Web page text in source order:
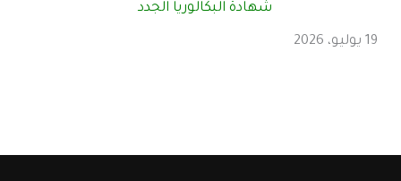
شهادة البكالوريا الجدد
19 يوليو، 2026